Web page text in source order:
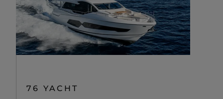
76 YACHT